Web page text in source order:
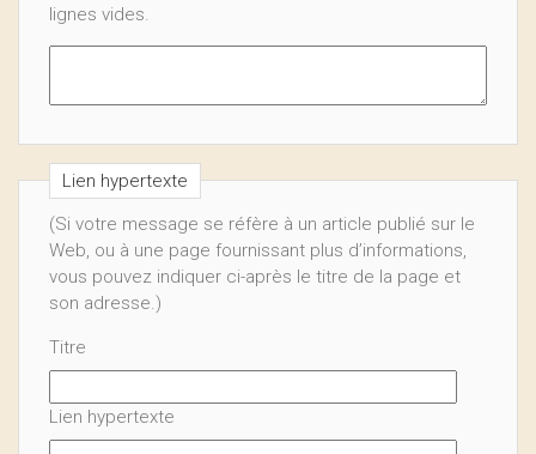
lignes vides.
Lien hypertexte
(Si votre message se réfère à un article publié sur le
Web, ou à une page fournissant plus d’informations,
vous pouvez indiquer ci-après le titre de la page et
son adresse.)
Titre
Lien hypertexte